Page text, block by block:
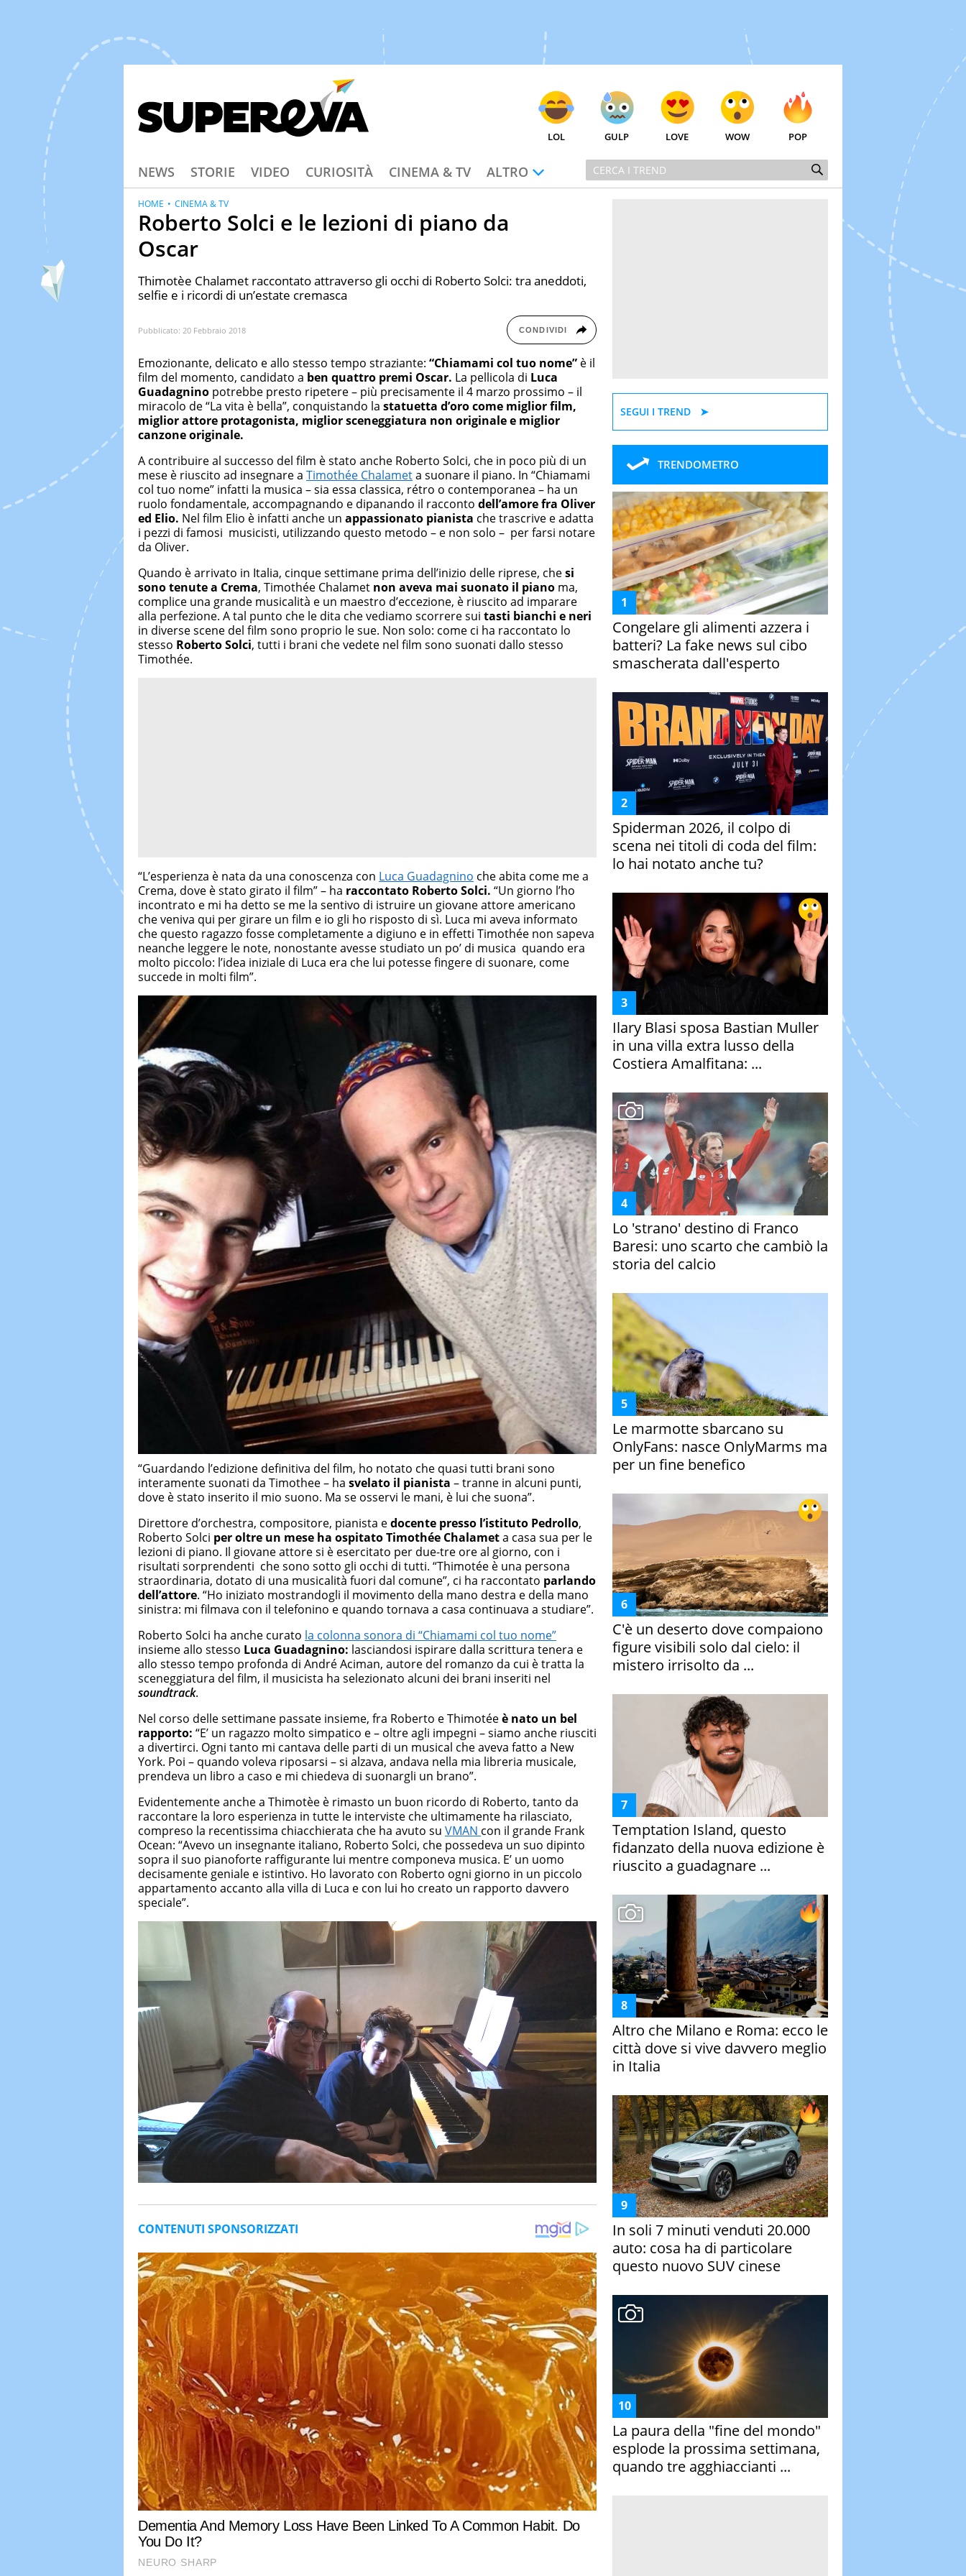
LOL GULP LOVE WOW POP
NEWS STORIE VIDEO CURIOSITÀ CINEMA & TV ALTRO
Roberto Solci e le lezioni di piano da
Oscar
Thimotèe Chalamet raccontato attraverso gli occhi di Roberto Solci: tra aneddoti,
selfie e i ricordi di un’estate cremasca
Pubblicato: 20 Febbraio 2018 CONDIVIDI
HOME CINEMA & TV
Emozionante, delicato e allo stesso tempo straziante: “Chiamami col tuo nome” è il
film del momento, candidato a ben quattro premi Oscar. La pellicola di Luca
Guadagnino potrebbe presto ripetere – più precisamente il 4 marzo prossimo – il
miracolo de “La vita è bella”, conquistando la statuetta d’oro come miglior film,
miglior attore protagonista, miglior sceneggiatura non originale e miglior
canzone originale.
A contribuire al successo del film è stato anche Roberto Solci, che in poco più di un
mese è riuscito ad insegnare a Timothée Chalameta suonare il piano. In “Chiamami
col tuo nome” infatti la musica – sia essa classica, rétro o contemporanea – ha un
ruolo fondamentale, accompagnando e dipanando il racconto dell’amore fra Oliver
ed Elio. Nel film Elio è infatti anche un appassionato pianista che trascrive e adatta
i pezzi di famosi musicisti, utilizzando questo metodo – e non solo – per farsi notare
da Oliver.
Quando è arrivato in Italia, cinque settimane prima dell’inizio delle riprese, chesi
sono tenute a Crema, Timothée Chalamet non aveva mai suonato il piano ma,
complice una grande musicalità e un maestro d’eccezione, è riuscito ad imparare
alla perfezione. A tal punto che le dita che vediamo scorrere sui tasti bianchi e neri
in diverse scene del film sono proprio le sue. Non solo: come ci ha raccontato lo
stesso Roberto Solci, tutti i brani che vedete nel film sono suonati dallo stesso
Timothée.
“L’esperienza è nata da una conoscenza con Luca Guadagnino che abita come me a
Crema, dove è stato girato il film” – ha raccontato Roberto Solci. “Un giorno l’ho
incontrato e mi ha detto se me la sentivo di istruire un giovane attore americano
che veniva qui per girare un film e io gli ho risposto di sì. Luca mi aveva informato
che questo ragazzo fosse completamente a digiuno e in effetti Timothée non sapeva
neanche leggere le note, nonostante avesse studiato un po’ di musica quando era
molto piccolo: l’idea iniziale di Luca era che lui potesse fingere di suonare, come
succede in molti film”.
“Guardando l’edizione definitiva del film, ho notato che quasi tutti brani sono
interamente suonati da Timothee – ha svelato il pianista – tranne in alcuni punti,
dove è stato inserito il mio suono. Ma se osservi le mani, è lui che suona”.
Direttore d’orchestra, compositore, pianista edocente presso l’istituto Pedrollo,
Roberto Solci per oltre un mese ha ospitato Timothée Chalameta casa sua per le
lezioni di piano. Il giovane attore si è esercitato per due-tre ore al giorno, con i
risultati sorprendenti che sono sotto gli occhi di tutti. “Thimotée è una persona
straordinaria, dotato di una musicalità fuori dal comune”, ci ha raccontato parlando
dell’attore. “Ho iniziato mostrandogli il movimento della mano destra e della mano
sinistra: mi filmava con il telefonino e quando tornava a casa continuava a studiare”.
Roberto Solci ha anche curato la colonna sonora di “Chiamami col tuo nome”
insieme allo stesso Luca Guadagnino: lasciandosi ispirare dalla scrittura tenera e
allo stesso tempo profonda di André Aciman, autore del romanzo da cui è tratta la
sceneggiatura del film, il musicista ha selezionato alcuni dei brani inseriti nel
soundtrack.
Nel corso delle settimane passate insieme, fra Roberto e Thimotéeè nato un bel
rapporto: “E’ un ragazzo molto simpatico e – oltre agli impegni – siamo anche riusciti
a divertirci. Ogni tanto mi cantava delle parti di un musical che aveva fatto a New
York. Poi – quando voleva riposarsi – si alzava, andava nella mia libreria musicale,
prendeva un libro a caso e mi chiedeva di suonargli un brano”.
Evidentemente anche a Thimotèe è rimasto un buon ricordo di Roberto, tanto da
raccontare la loro esperienza in tutte le interviste che ultimamente ha rilasciato,
compreso la recentissima chiacchierata che ha avuto su VMAN con il grande Frank
Ocean: “Avevo un insegnante italiano, Roberto Solci, che possedeva un suo dipinto
sopra il suo pianoforte raffigurante lui mentre componeva musica. E’ un uomo
decisamente geniale e istintivo. Ho lavorato con Roberto ogni giorno in un piccolo
appartamento accanto alla villa di Luca e con lui ho creato un rapporto davvero
speciale”.
SEGUI I TREND
TRENDOMETRO
Congelare gli alimenti azzera i
batteri? La fake news sul cibo
smascherata dall'esperto
Spiderman 2026, il colpo di
scena nei titoli di coda del film:
lo hai notato anche tu?
Ilary Blasi sposa Bastian Muller
in una villa extra lusso della
Costiera Amalfitana: ...
Lo 'strano' destino di Franco
Baresi: uno scarto che cambiò la
storia del calcio
Le marmotte sbarcano su
OnlyFans: nasce OnlyMarms ma
per un fine benefico
C'è un deserto dove compaiono
figure visibili solo dal cielo: il
mistero irrisolto da ...
Temptation Island, questo
fidanzato della nuova edizione è
riuscito a guadagnare ...
Altro che Milano e Roma: ecco le
città dove si vive davvero meglio
in Italia
In soli 7 minuti venduti 20.000
auto: cosa ha di particolare
questo nuovo SUV cinese
La paura della "fine del mondo"
esplode la prossima settimana,
quando tre agghiaccianti ...